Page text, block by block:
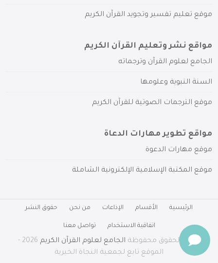
موقع تعليم تفسير وتجويد القرآن الكريم
مواقع نشر وتعليم القرآن الكريم
الجامع لعلوم القرآن وترجماته
السنة النبوية وعلومها
موقع الترجمات الصوتية للقرآن الكريم
مواقع تطوير مهارات الدعاة
موقع مهارات الدعوة
موقع المكتبة الإسلامية الإلكترونية الشاملة
الرئيسية الأقسام الإذاعات من نحن حقوق النشر
اتفاقية الاستخدام تواصل معنا
جميع الحقوق محفوظة الجامع لعلوم القرآن الكريم
2026 -
الموقع تابع لجمعية النجاة الخيرية